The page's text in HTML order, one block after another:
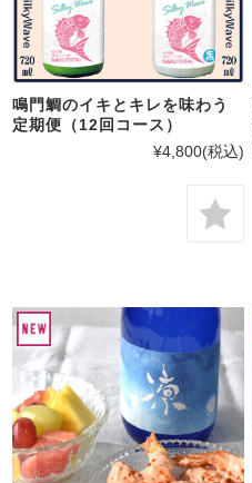
鳴門鯛のイキとキレを味わう
定期便（12回コース）
¥4,800(税込)